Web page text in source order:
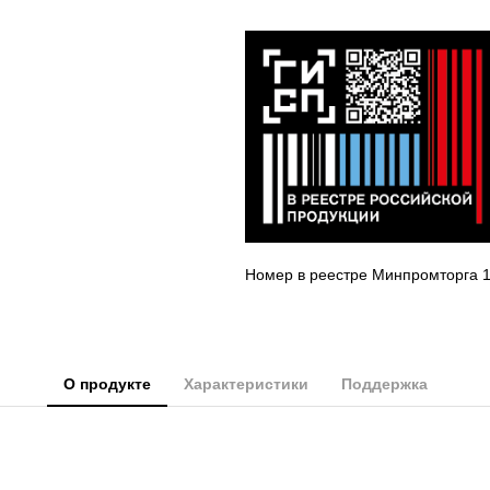
Номер в реестре Минпромторга
О продукте Характеристики Поддержка